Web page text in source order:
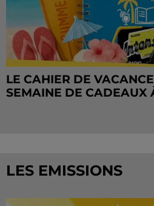
LE CAHIER DE
SEMAINE DE CADEAUX
LES EMISSIONS